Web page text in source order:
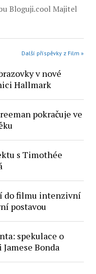
Bloguji.cool Majitel
Další příspěvky z Film »
v nové
Hallmark
pokračuje ve
s Timothée
do filmu intenzivní
postavou
spekulace o
Bonda